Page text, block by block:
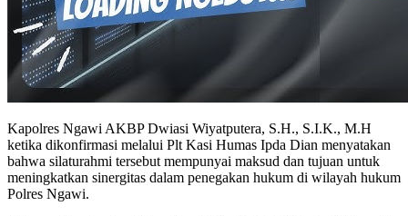
Kapolres Ngawi AKBP Dwiasi Wiyatputera, S.H., S.I.K., M.H
ketika dikonfirmasi melalui Plt Kasi Humas Ipda Dian menyatakan
bahwa silaturahmi tersebut mempunyai maksud dan tujuan untuk
meningkatkan sinergitas dalam penegakan hukum di wilayah hukum
Polres Ngawi.